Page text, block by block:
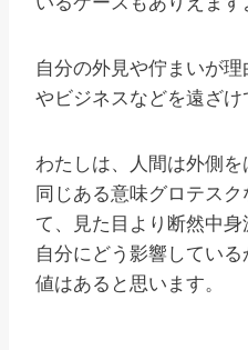
自分の外見や佇まいが
やビジネスなどを遠ざけ
わたしは、人間は外側
同じある意味グロテス
て、見た目より断然中
自分にどう影響してい
値はあると思います。